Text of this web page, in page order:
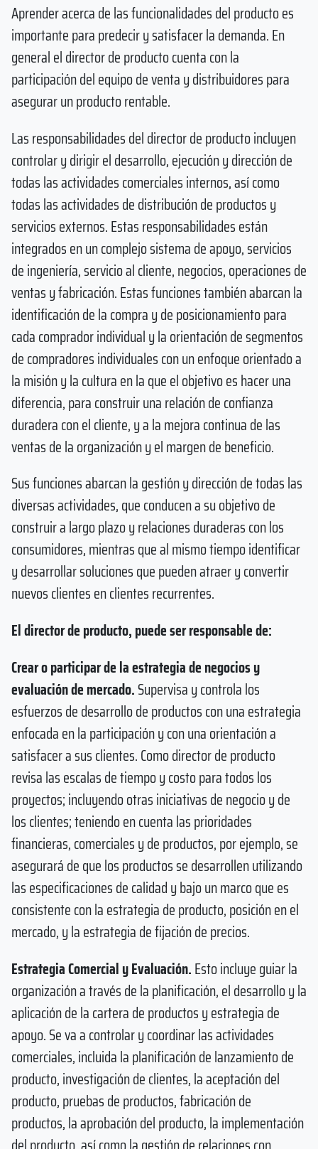
Aprender acerca de las funcionalidades del producto es
importante para predecir y satisfacer la demanda. En
general el director de producto cuenta con la
participación del equipo de venta y distribuidores para
asegurar un producto rentable.
Las responsabilidades del director de producto incluyen
controlar y dirigir el desarrollo, ejecución y dirección de
todas las actividades comerciales internos, así como
todas las actividades de distribución de productos y
servicios externos. Estas responsabilidades están
integrados en un complejo sistema de apoyo, servicios
de ingeniería, servicio al cliente, negocios, operaciones de
ventas y fabricación. Estas funciones también abarcan la
identificación de la compra y de posicionamiento para
cada comprador individual y la orientación de segmentos
de compradores individuales con un enfoque orientado a
la misión y la cultura en la que el objetivo es hacer una
diferencia, para construir una relación de confianza
duradera con el cliente, y a la mejora continua de las
ventas de la organización y el margen de beneficio.
Sus funciones abarcan la gestión y dirección de todas las
diversas actividades, que conducen a su objetivo de
construir a largo plazo y relaciones duraderas con los
consumidores, mientras que al mismo tiempo identificar
y desarrollar soluciones que pueden atraer y convertir
nuevos clientes en clientes recurrentes.
El director de producto, puede ser responsable de:
Crear o participar de la estrategia de negocios y
evaluación de mercado.Supervisa y controla los
esfuerzos de desarrollo de productos con una estrategia
enfocada en la participación y con una orientación a
satisfacer a sus clientes. Como director de producto
revisa las escalas de tiempo y costo para todos los
proyectos; incluyendo otras iniciativas de negocio y de
los clientes; teniendo en cuenta las prioridades
financieras, comerciales y de productos, por ejemplo, se
asegurará de que los productos se desarrollen utilizando
las especificaciones de calidad y bajo un marco que es
consistente con la estrategia de producto, posición en el
mercado, y la estrategia de fijación de precios.
Estrategia Comercial y Evaluación.Esto incluye guiar la
organización a través de la planificación, el desarrollo y la
aplicación de la cartera de productos y estrategia de
apoyo. Se va a controlar y coordinar las actividades
comerciales, incluida la planificación de lanzamiento de
producto, investigación de clientes, la aceptación del
producto, pruebas de productos, fabricación de
productos, la aprobación del producto, la implementación